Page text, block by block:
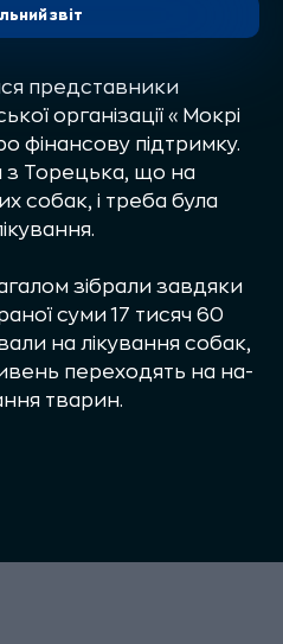
звіт
представники
організації «Мокрі
фінансову підтримку.
з Торецька, що на
собак, і треба була
зібрали завдяки
суми 17 тисяч 60
на лікування собак,
переходять на на-
тварин.